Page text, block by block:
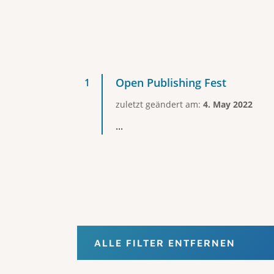
Open Publishing Fest
zuletzt geändert am: 4. May 2022
...
ALLE FILTER ENTFERNEN